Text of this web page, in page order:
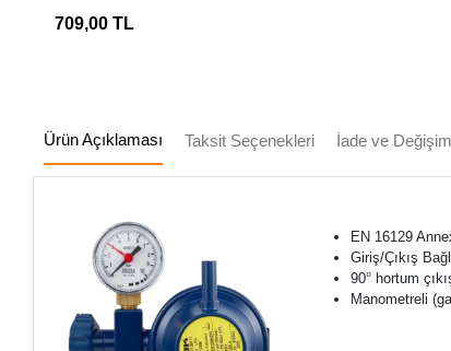
Valf Adaptörü
709,00 TL
Ürün Açıklaması Taksit Seçenekleri İade ve Değişim
EN 16129
Giriş/Çıkış
90° hortum
Manometreli